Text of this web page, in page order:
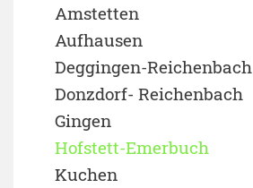
Amstetten
Aufhausen
Deggingen-Reichenbach
Donzdorf- Reichenbach
Gingen
Hofstett-Emerbuch
Kuchen